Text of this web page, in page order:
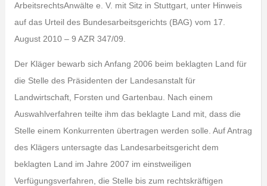
ArbeitsrechtsAnwälte e. V. mit Sitz in Stuttgart, unter Hinweis
auf das Urteil des Bundesarbeitsgerichts (BAG) vom 17.
August 2010 – 9 AZR 347/09.
Der Kläger bewarb sich Anfang 2006 beim beklagten Land für
die Stelle des Präsidenten der Landesanstalt für
Landwirtschaft, Forsten und Gartenbau. Nach einem
Auswahlverfahren teilte ihm das beklagte Land mit, dass die
Stelle einem Konkurrenten übertragen werden solle. Auf Antrag
des Klägers untersagte das Landesarbeitsgericht dem
beklagten Land im Jahre 2007 im einstweiligen
Verfügungsverfahren, die Stelle bis zum rechtskräftigen